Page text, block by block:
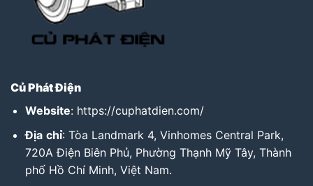
Củ Phát Điện
Website: https://cuphatdien.com/
Địa chỉ: Tòa Landmark 4, Vinhomes Central Park,
720A Điện Biên Phủ, Phường Thạnh Mỹ Tây, Thành
phố Hồ Chí Minh, Việt Nam.